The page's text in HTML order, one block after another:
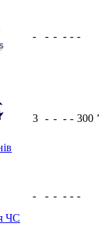
- - - - - -
3 - - - - 300 ʼ
ЧС
- - - - - -